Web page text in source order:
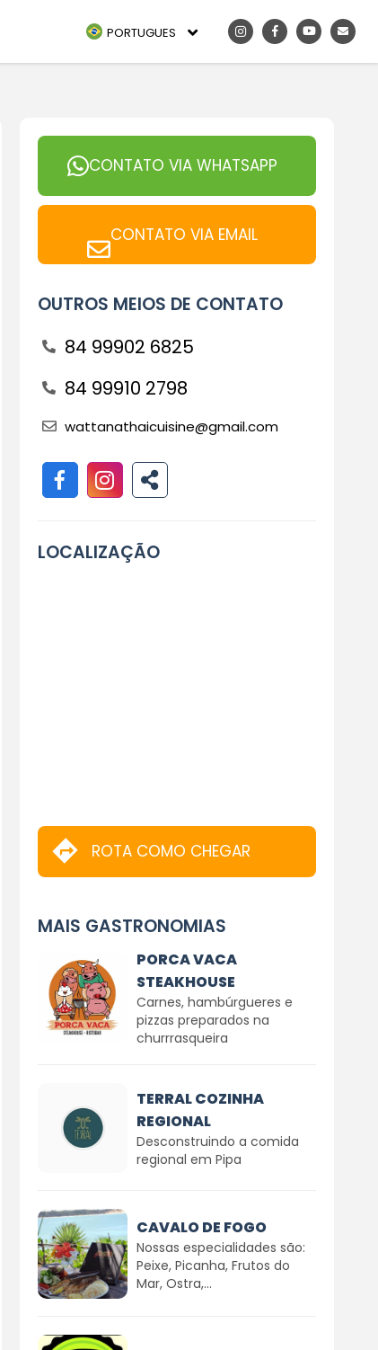
PORTUGUES
CONTATO VIA WHATSAPP
CONTATO VIA EMAIL
OUTROS MEIOS DE CONTATO
84 99902 6825
84 99910 2798
wattanathaicuisine@gmail.com
LOCALIZAÇÃO
ROTA COMO CHEGAR
MAIS GASTRONOMIAS
PORCA VACA
STEAKHOUSE
Carnes, hambúrgueres e
pizzas preparados na
churrrasqueira
TERRAL COZINHA
REGIONAL
Desconstruindo a comida
regional em Pipa
CAVALO DE FOGO
Nossas especialidades são:
Peixe, Picanha, Frutos do
Mar, Ostra,...